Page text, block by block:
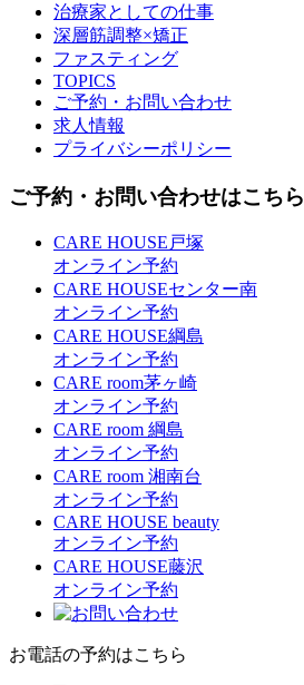
治療家としての仕事
深層筋調整×矯正
ファスティング
TOPICS
ご予約・お問い合わせ
求人情報
プライバシーポリシー
ご予約・お問い合わせはこちら
CARE HOUSE戸塚
オンライン予約
CARE HOUSEセンター南
オンライン予約
CARE HOUSE綱島
オンライン予約
CARE room茅ヶ崎
オンライン予約
CARE room 綱島
オンライン予約
CARE room 湘南台
オンライン予約
CARE HOUSE beauty
オンライン予約
CARE HOUSE藤沢
オンライン予約
お電話の予約はこちら